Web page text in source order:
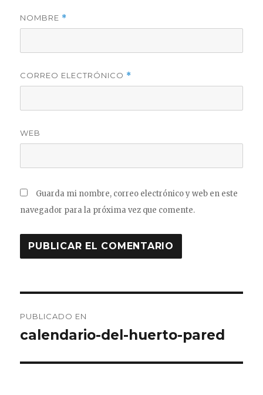
NOMBRE *
CORREO ELECTRÓNICO *
WEB
Guarda mi nombre, correo electrónico y web en este
navegador para la próxima vez que comente.
de
PUBLICADO EN
calendario-del-huerto-pared